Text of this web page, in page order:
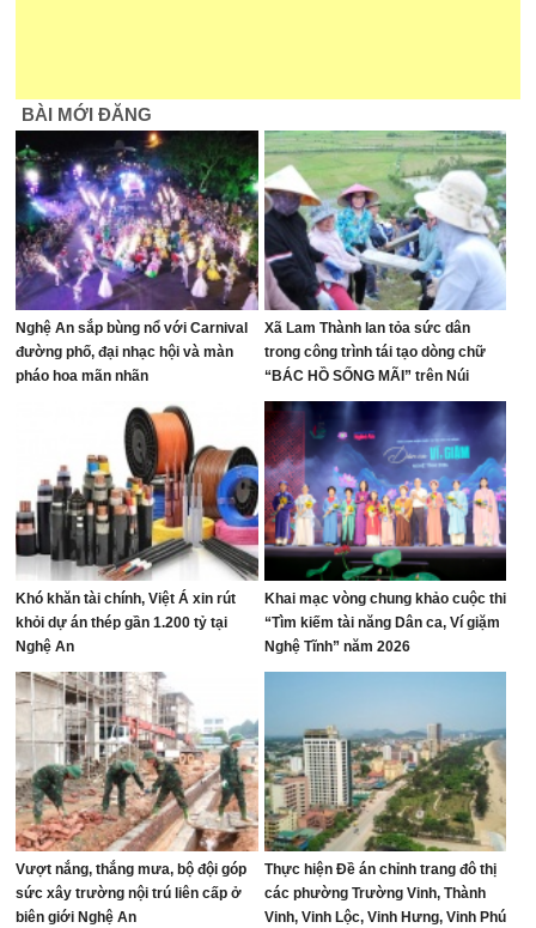
BÀI MỚI ĐĂNG
Nghệ An sắp bùng nổ với Carnival
đường phố, đại nhạc hội và màn
pháo hoa mãn nhãn
Xã Lam Thành lan tỏa sức dân
trong công trình tái tạo dòng chữ
“BÁC HỒ SỐNG MÃI” trên Núi
Nhón
Khó khăn tài chính, Việt Á xin rút
khỏi dự án thép gần 1.200 tỷ tại
Nghệ An
Khai mạc vòng chung khảo cuộc thi
“Tìm kiếm tài năng Dân ca, Ví giặm
Nghệ Tĩnh” năm 2026
Vượt nắng, thắng mưa, bộ đội góp
sức xây trường nội trú liên cấp ở
biên giới Nghệ An
Thực hiện Đề án chỉnh trang đô thị
các phường Trường Vinh, Thành
Vinh, Vinh Lộc, Vinh Hưng, Vinh Phú